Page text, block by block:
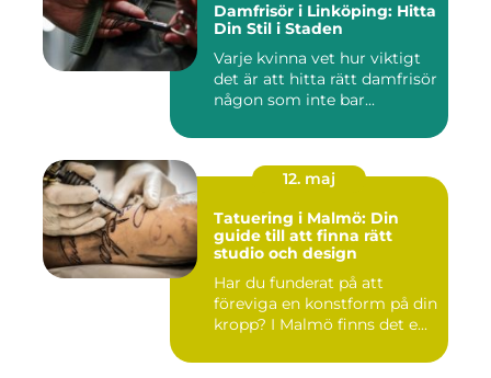
Damfrisör i Linköping: Hitta
Din Stil i Staden
Varje kvinna vet hur viktigt
det är att hitta rätt damfrisör
någon som inte bar...
12. maj
Tatuering i Malmö: Din
guide till att finna rätt
studio och design
Har du funderat på att
föreviga en konstform på din
kropp? I Malmö finns det e...